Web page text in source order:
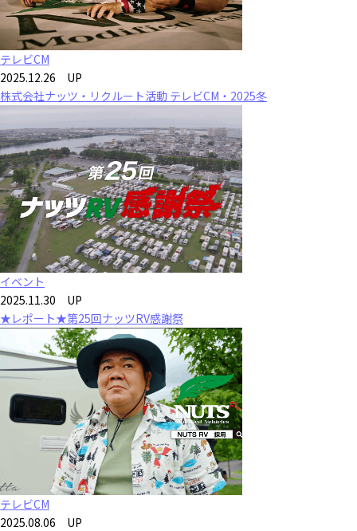
テレビCM
2025.12.26 UP
株式会社ナッツ・リクルート活動 テレビCM・2025冬
イベント
2025.11.30 UP
★レポート★第25回ナッツRV感謝祭
テレビCM
2025.08.06 UP